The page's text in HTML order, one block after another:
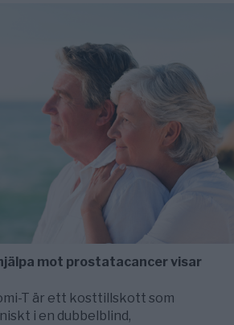
mot prostatacancer visar
T är ett kosttillskott som
i en dubbelblind,